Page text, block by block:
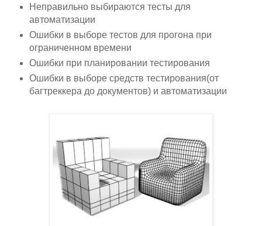
Неправильно выбираются тесты для
автоматизации
Ошибки в выборе тестов для прогона при
ограниченном времени
Ошибки при планировании тестирования
Ошибки в выборе средств тестирования(от
багтреккера до документов) и автоматизации